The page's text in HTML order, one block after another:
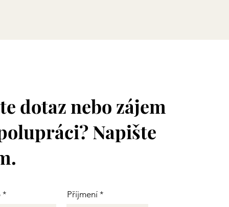
dotaz nebo zájem
Napište
Příjmení